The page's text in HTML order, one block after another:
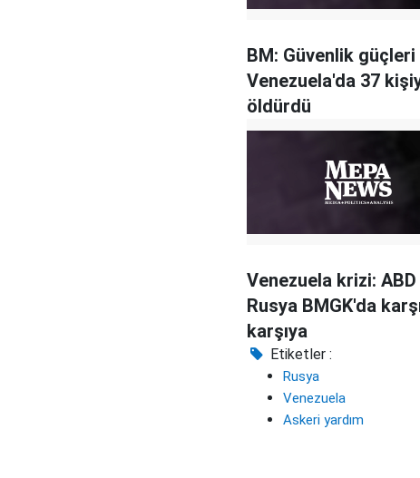
BM: Güvenlik güçleri
Venezuela'da 37
öldürdü
Venezuela krizi: ABD
Rusya BMGK'da
karşıya
Etiketler :
Rusya
Venezuela
Askeri yardım